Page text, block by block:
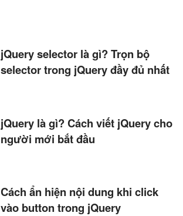
jQuery selector là gì? Trọn bộ
selector trong jQuery đầy đủ nhất
jQuery là gì? Cách viết jQuery cho
người mới bắt đầu
Cách ẩn hiện nội dung khi click
vào button trong jQuery